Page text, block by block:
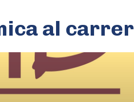
al carrer